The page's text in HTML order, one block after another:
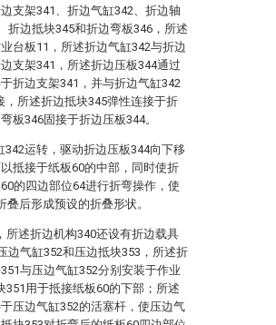
支架341、折边气缸342、折边轴
折边抵块345和折边弯板346，所述
台板11，所述折边气缸342与折边
支架341，所述折边压板344通过
折边支架341，并与折边气缸342
，所述折边抵块345弹性连接于折
板346固接于折边压板344。
342运转，驱动折边压板344向下移
抵接于纸板60的中部，同时使折
的四边部位64进行折弯操作，使
后形成预设的折叠形状。
所述折边机构340还设有折边载具
边气缸352和压边抵块353，所述折
与压边气缸352分别安装于作业
351用于抵接纸板60的下部；所述
压边气缸352的活塞杆，使压边气